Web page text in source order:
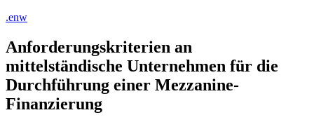
.enw
Anforderungskriterien an
mittelständische Unternehmen für die
Durchführung einer Mezzanine-
Finanzierung